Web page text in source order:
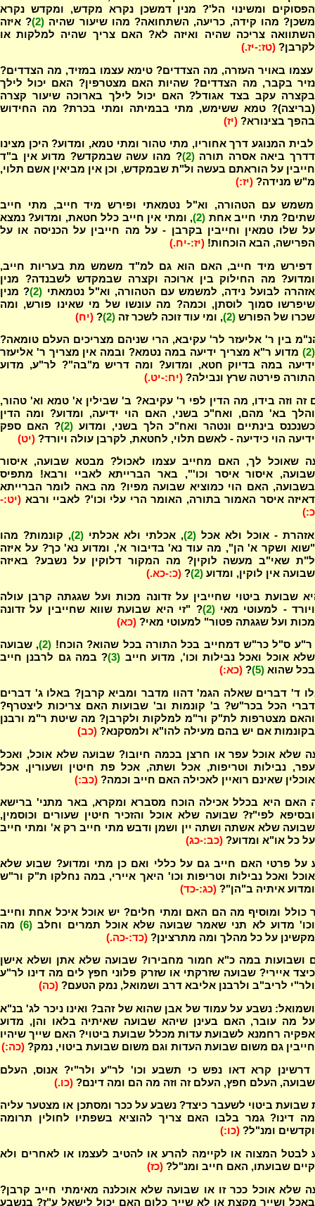
הפסוקים ומשינוי הל'? מנין דמשכן נקרא מקדש, ומקדש נקרא
משכן? מהו קידה, כריעה, השתחואה? מהו שיעור שהיה (2)
? איזה
השתוואה צריכה שהיה ואיזה לא? האם צריך שהיה למלקות או
לקרבן? (טז:-יז.)
באויר העזרה, מה הצדדים? טימא עצמו במזיד, מה הצדדים?
נזיר בקבר, מה הצדדים? שהיות האם מצטרפין? האם יכול לילך
בקצרה עקב בצד אגודל? האם יכול לילך בארוכה שיעור קצרה
(בריצה)? טמא ששימש, מתי בבמיתה ומתי בכרת? מה החידוש
בהפך בצינורא? (יז)
המנוגע דרך אחוריו, מתי טהור ומתי טמא, ומדוע? היכן מצינו
דדרך ביאה אסרה תורה(2)
? מהו עשה שבמקדש? מדוע אין ב"ד
חייבין על הוראתם בעשה ול"ת שבמקדש, וכן אין מביאין אשם תלוי,
מ"ש מנידה? (יז:)
עם הטהורה, וא"ל נטמאתי ופירש מיד חייב, מתי חייב
שתים? מתי חייב אחת (2)
, ומתי אין חייב כלל חטאת, ומדוע? נמצא
על שלו טמאין וחייבין בקרבן - על מה חייבין על הכניסה או על
הפרישה, הבא הוכחות! (יז:-יח.)
דפירש מיד חייב, האם הוא גם למ"ד משמש מת בעריות חייב,
ומדוע? מה החילוק בין ארוכה וקצרה שבמקדש לשבנדה? מנין
אזהרה לבועל נידה, למשמש עם הטהורה, וא"ל נטמאתי (2)
? מנין
שיפרשו סמוך לוסתן, וכמה? מה עונשו של מי שאינו פורש, ומה
שכרו של הפורש (2) , ומי עוד זוכה לשכר זה (2)
? (יח)
בין ר' אליעזר לר' עקיבא, הרי שניהם מצריכים העלם טומאה?
(2)
מדוע ר"א מצריך ידיעה במה נטמא? ובמה אין מצריך ר' אליעזר
ידיעה במה בדיוק חטא, ומדוע? ומה דריש מ"בה"? לר"ע, מדוע
התורה פירטה שרץ ונבילה? (יח:-יט.)
זה וזה בידו, מה הדין לפי ר' עקיבא? ב' שבילין א' טמא וא' טהור,
והלך בא' מהם, ואח"כ בשני, האם הוי ידיעה, ומדוע? ומה הדין
כשנכנס בינתיים ונטהר ואח"כ הלך בשני, ומדוע (2)
? האם ספק
ידיעה הוי כידיעה - לאשם תלוי, לחטאת, לקרבן עולה ויורד? (יט)
שאוכל לך, האם מחייב עצמו לאכול? מבטא שבועה, איסור
שבועה, איסור איסר וכו'", באר הברייתא לאביי ורבא! מתפיס
בשבועה, האם הוי כמוציא שבועה מפיו? מה באה לומר הברייתא
דאיזה איסר האמור בתורה, האומר הרי עלי וכו'? לאביי ורבא (יט:-
כ:)
- אוכל ולא אכל (2) , אכלתי ולא אכלתי (2)
, קונמות? מהו
"שוא ושקר א' הן", מה עוד נא' בדיבור א', ומדוע נא' כך? על איזה
ל"ת שאי"ב מעשה לוקין? מה המקור דלוקין על נשבע? באיזה
שבועה אין לוקין, ומדוע (2)
? (כ:-כא.)
שבועת ביטוי שחייבין על זדונה מכות ועל שגגתה קרבן עולה
ויורד - למעוטי מאי(2)
? "זי היא שבועת שווא שחייבין על זדונה
מכות ועל שגגתה פטור" למעוטי מאי? (כא)
ס"ל כר"ש דמחייב בכל התורה בכל שהוא? הוכח! (2)
, שבועה
שלא אוכל ואכל נבילות וכו', מדוע חייב (3)
? במה גם לרבנן חייב
בכל שהוא (5)
? (כא:)
ד' דברים שאלה הגמ' דהוו מדבר ומביא קרבן? באלו ג' דברים
דברי הכל בכר"ש? ב' קונמות וב' שבועות האם צריכות ליצטרף?
והאם מצטרפות לת"ק ור"מ למלקות ולקרבן? מה שיטת ר"מ ורבנן
בקונמות אם יש בהם מעילה להו"א ולמסקנא? (כב)
שלא אוכל עפר או חרצן בכמה חיובו? שבועה שלא אוכל, ואכל
עפר, נבילות וטריפות, אכל ושתה, אכל פת חיטין ושעורין, אכל
אוכלין שאינם רואיין לאכילה האם חייב וכמה? (כב:)
האם היא בכלל אכילה הוכח מסברא ומקרא, באר מתני' ברישא
ובסיפא לפי"ז? שבועה שלא אוכל והזכיר חיטין שעורים וכוסמין,
שבועה שלא אשתה ושתה יין ושמן ודבש מתי חייב רק א' ומתי חייב
על כל או"א ומדוע? (כב:-כג)
על פרטי האם חייב גם על כללי ואם כן מתי ומדוע? שבוע שלא
אוכל ואכל נבילות וטריפות וכו' היאך איירי, במה נחלקו ת"ק ור"ש
ומדוע איתיה ב"הן"? (כג:-כד)
כולל ומוסיף מה הם האם ומתי חלים? יש אוכל איכל אחת וחייב
וכו' מדוע לא תני שאמר שבועה שלא אוכל תמרים וחלב (6)
מה
מקשינן על כל מהלך ומה מתרצינן? (כד:-כה.)
ושבועות במה כ"א חמור מחבירו? שבועה שלא אתן ושלא אישן
כיצד איירי? שבועה שזרקתי או שזרק פלוני חפץ לים מה דינו לר"ע
ולר"י לריב"ב ולרבנן אליבא דרב ושמואל, נמק הטעם? (כה)
נשבע על עמוד של אבן שהוא של זהב? ואינו ניכר לג' בנ"א
על מה עובר, האם בעינן שיהא שבועה שאיתיה בלאו והן, מדוע
אפקיה רחמנא לשבועת עדות מכלל שבועת ביטוי? האם שייך שיהיו
חייבין גם משום שבועת העדות וגם משום שבועת ביטוי, נמק? (כה:)
דרשינן קרא דאו נפש כי תשבע וכו' לר"ע ולר"י? אנוס, העלם
שבועה, העלם חפץ, העלם זה וזה מה הם ומה דינם? (כו.)
שבועת ביטוי לשעבר כיצד? נשבע על ככר ומסתכן או מצטער עליה
מה דינו? גמר בלבו האם צריך להוציא בשפתיו לחולין תרומה
וקדשים ומנ"ל? (כו:)
לבטל המצוה או לקיימה להרע או להטיב לעצמו או לאחרים ולא
קיים שבועתו, האם חייב ומנ"ל? (כז)
שלא אוכל ככר זו או שבועה שלא אוכלנה מאימתי חייב קרבן?
באכל ושייר מקצת או לא שייר כלום האם יכול לישאל ע"ז? בנשבע